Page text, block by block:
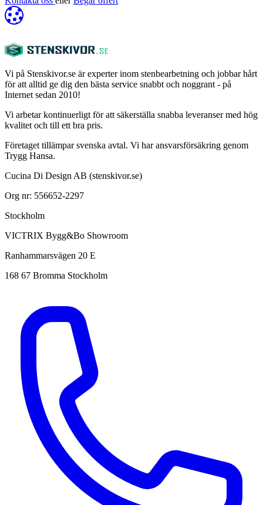
Vi på Stenskivor.se är experter inom stenbearbetning och jobbar hårt
för att alltid ge dig den bästa service snabbt och noggrant - på
Internet sedan 2010!
Vi arbetar kontinuerligt för att säkerställa snabba leveranser med hög
kvalitet och till ett bra pris.
Företaget tillämpar svenska avtal. Vi har ansvarsförsäkring genom
Trygg Hansa.
Cucina Di Design AB (stenskivor.se)
Org nr: 556652-2297
Stockholm
VICTRIX Bygg&Bo Showroom
Ranhammarsvägen 20 E
168 67 Bromma Stockholm